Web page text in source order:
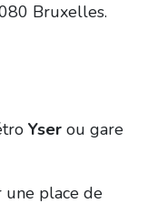
Bruxelles.
Yser ou gare
une place de